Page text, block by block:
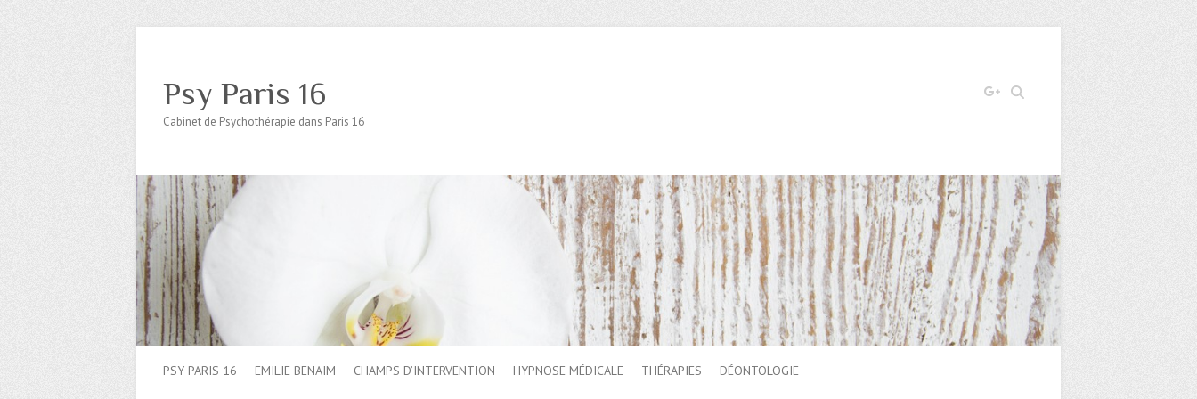
Search
Psy Paris 16
Cabinet de Psychothérapie dans Paris 16
PSY PARIS 16 EMILIE BENAIM CHAMPS D’INTERVENTION HYPNOSE MÉDICALE THÉRAPIES DÉONTOLOGIE